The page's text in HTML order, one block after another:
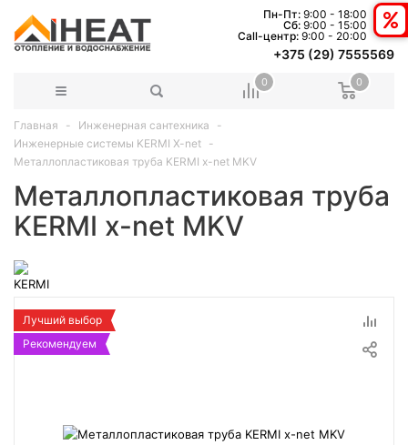
Пн-Пт: 9:00 - 18:00
Сб: 9:00 - 15:00
Сall-центр: 9:00 - 20:00
+375 (29) 7555569
0 0
Главная
Инженерная сантехника
Инженерные системы KERMI X-net
Металлопластиковая труба KERMI x-net MKV
Металлопластиковая труба
KERMI x-net MKV
Лучший выбор
Рекомендуем